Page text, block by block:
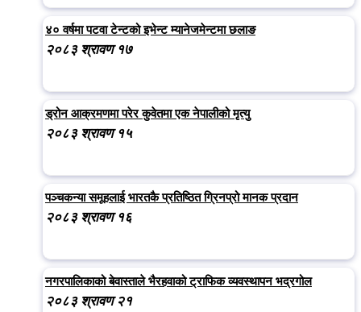
४० वर्षमा पटवा टेन्टको इभेन्ट म्यानेजमेन्टमा छलाङ
२०८३ श्रावण १७
ड्रोन आक्रमणमा परेर कुवेतमा एक नेपालीको मृत्यु
२०८३ श्रावण १५
पञ्चकन्या समूहलाई भारतकै प्रतिष्ठित ग्रिनप्रो मानक प्रदान
२०८३ श्रावण १६
नगरपालिकाको बेवास्ताले भैरहवाको ट्राफिक व्यवस्थापन भद्रगोल
२०८३ श्रावण २१